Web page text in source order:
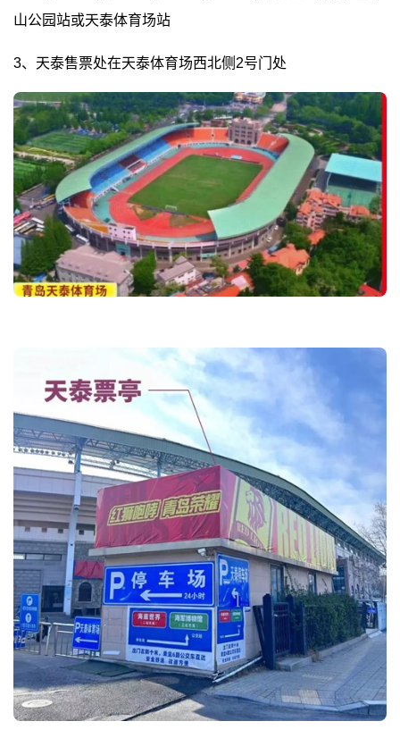
山公园站或天泰体育场站
3、天泰售票处在天泰体育场西北侧2号门处